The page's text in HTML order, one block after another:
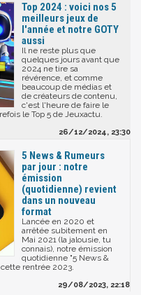
Top 2024 : voici nos 5
meilleurs jeux de
l'année et notre GOTY
aussi
Il ne reste plus que
quelques jours avant que
2024 ne tire sa
révérence, et comme
beaucoup de médias et
de créateurs de contenu,
c'est l'heure de faire le
le Top 5 de Jeuxactu.
26/12/2024, 23:30
5 News & Rumeurs
par jour : notre
émission
(quotidienne) revient
dans un nouveau
format
Lancée en 2020 et
arrêtée subitement en
Mai 2021 (la jalousie, tu
connais), notre émission
quotidienne "5 News &
rentrée 2023.
29/08/2023, 22:18